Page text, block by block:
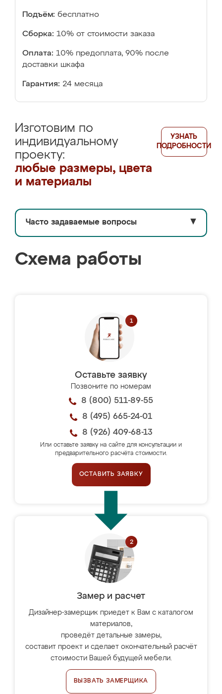
Подъём: бесплатно
Сборка: 10% от стоимости заказа
Оплата: 10% предоплата, 90% после
доставки шкафа
Гарантия: 24 месяца
Изготовим по
индивидуальному
проекту:
любые размеры, цвета
и материалы
УЗНАТЬ
ПОДРОБНОСТИ
Часто задаваемые вопросы ▼
Схема работы
Оставьте заявку
Позвоните по номерам
8 (800) 511-89-55
8 (495) 665-24-01
8 (926) 409-68-13
Или оставьте заявку на сайте для консультации и
предварительного расчёта стоимости.
ОСТАВИТЬ ЗАЯВКУ
Замер и расчет
Дизайнер-замерщик приедет к Вам с каталогом
материалов,
проведёт детальные замеры,
составит проект и сделает окончательный расчёт
стоимости Вашей будущей мебели.
ВЫЗВАТЬ ЗАМЕРЩИКА